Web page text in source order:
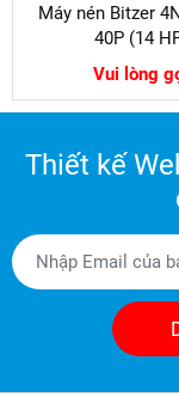
Máy nén Bitzer
40P (14
Vui lòng
Thiết kế